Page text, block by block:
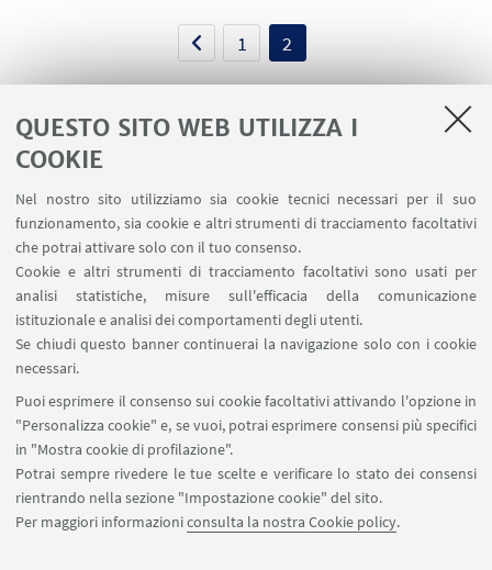
QUESTO SITO WEB UTILIZZA I
COOKIE
Nel nostro sito utilizziamo sia cookie tecnici necessari per il suo
funzionamento, sia cookie e altri strumenti di tracciamento facoltativi
che potrai attivare solo con il tuo consenso.
Cookie e altri strumenti di tracciamento facoltativi sono usati per
analisi statistiche, misure sull'efficacia della comunicazione
istituzionale e analisi dei comportamenti degli utenti.
Se chiudi questo banner continuerai la navigazione solo con i cookie
necessari.
Puoi esprimere il consenso sui cookie facoltativi attivando l'opzione in
"Personalizza cookie" e, se vuoi, potrai esprimere consensi più specifici
in "Mostra cookie di profilazione".
Potrai sempre rivedere le tue scelte e verificare lo stato dei consensi
rientrando nella sezione "Impostazione cookie" del sito.
Per maggiori informazioniconsulta la nostra Cookie policy.
1 2
Contatti
Area riservata
SEGUI IL DIPARTIMENTO SU:
SEGUI UNIBO SU:
APP: